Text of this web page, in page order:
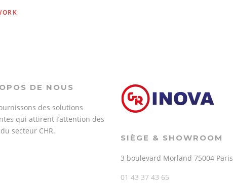
DE NOUS
des solutions
qui attirent l’attention des
secteur CHR.
SIÈGE & SHOWROOM
3 boulevard Morland 75004 Paris
01 43 37 43 65